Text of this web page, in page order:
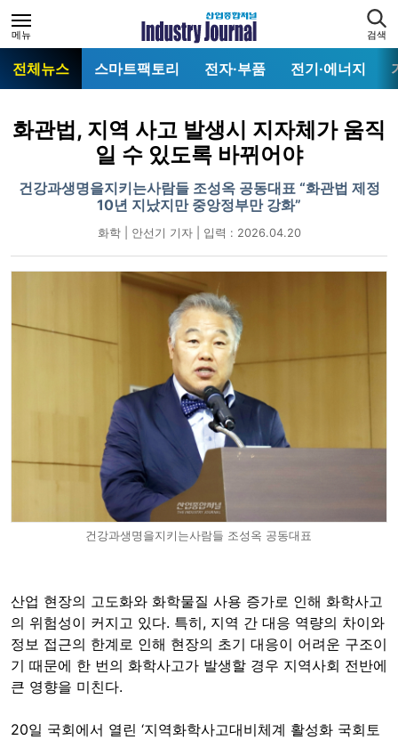
메뉴 검색
전체뉴스 스마트팩토리 전자·부품 전기·에너지
화관법, 지역 사고 발생시 지자체가 움직
일 수 있도록 바뀌어야
건강과생명을지키는사람들 조성옥 공동대표 “화관법 제정
10년 지났지만 중앙정부만 강화”
화학 | 안선기 기자 | 입력 : 2026.04.20
건강과생명을지키는사람들 조성옥 공동대표
산업 현장의 고도화와 화학물질 사용 증가로 인해 화학사고
의 위험성이 커지고 있다. 특히, 지역 간 대응 역량의 차이와
정보 접근의 한계로 인해 현장의 초기 대응이 어려운 구조이
기 때문에 한 번의 화학사고가 발생할 경우 지역사회 전반에
큰 영향을 미친다.
20일 국회에서 열린 ‘지역화학사고대비체계 활성화 국회토